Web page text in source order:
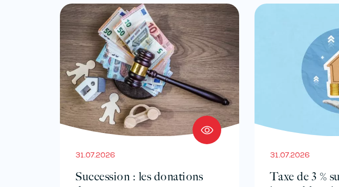
31.07.2026
Succession : les donations
31.07.2026
Taxe de 3 %